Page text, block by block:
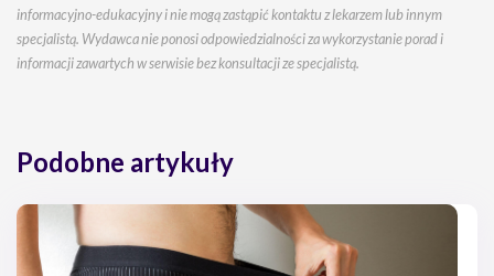
informacyjno-edukacyjny i nie mogą zastąpić kontaktu z lekarzem lub innym
specjalistą. Wydawca nie ponosi odpowiedzialności za wykorzystanie porad i
informacji zawartych w serwisie bez konsultacji ze specjalistą.
Podobne artykuły